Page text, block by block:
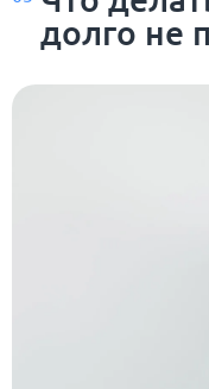
долго не